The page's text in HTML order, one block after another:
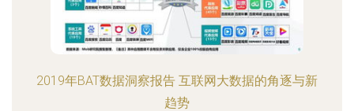
2019年BAT数据洞察报告 互联网大数据的角逐与新
趋势